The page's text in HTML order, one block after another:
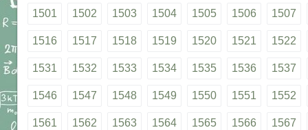
1501 1502 1503 1504 1505 1506 1507
1516 1517 1518 1519 1520 1521 1522
1531 1532 1533 1534 1535 1536 1537
1546 1547 1548 1549 1550 1551 1552
1561 1562 1563 1564 1565 1566 1567